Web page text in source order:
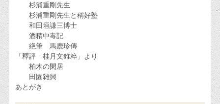
杉浦重剛先生
杉浦重剛先生と稱好塾
和田垣謙三博士
酒精中毒記
絶筆 馬鹿珍傳
「釋評 桂月文錐粹」より
柏木の閑居
田園雑興
あとがき